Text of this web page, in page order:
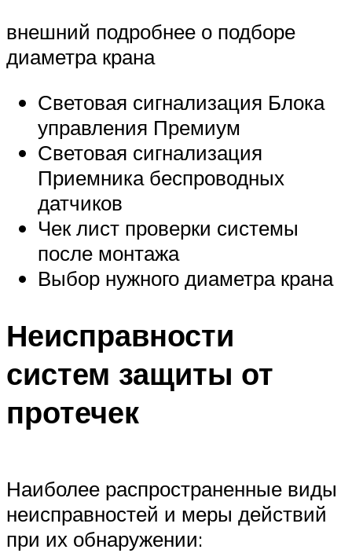
внешний подробнее о подборе
диаметра крана
Световая сигнализация Блока
управления Премиум
Световая сигнализация
Приемника беспроводных
датчиков
Чек лист проверки системы
после монтажа
Выбор нужного диаметра крана
Неисправности
систем защиты от
протечек
Наиболее распространенные виды
неисправностей и меры действий
при их обнаружении: